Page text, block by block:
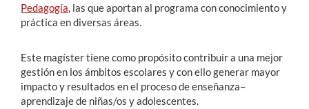
Pedagogía , las que aportan al programa con conocimiento y
práctica en diversas áreas.
Este magíster tiene como propósito contribuir a una mejor
gestión en los ámbitos escolares y con ello generar mayor
impacto y resultados en el proceso de enseñanza–
aprendizaje de niñas/os y adolescentes.